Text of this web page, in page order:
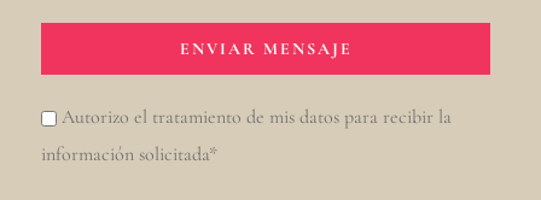
Autorizo el tratamiento de mis datos para recibir la
información solicitada*